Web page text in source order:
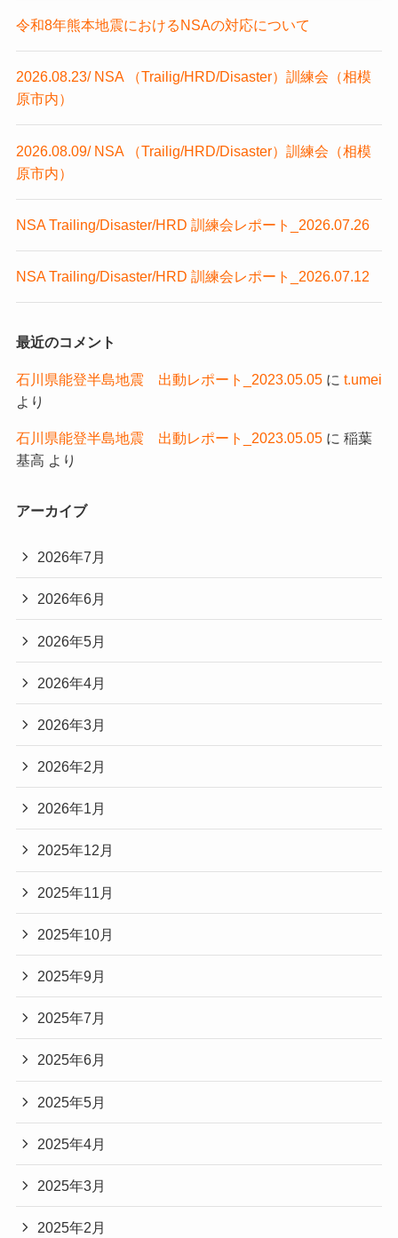
令和8年熊本地震におけるNSAの対応について
2026.08.23/ NSA （Trailig/HRD/Disaster）訓練会（相模
原市内）
2026.08.09/ NSA （Trailig/HRD/Disaster）訓練会（相模
原市内）
NSA Trailing/Disaster/HRD 訓練会レポート_2026.07.26
NSA Trailing/Disaster/HRD 訓練会レポート_2026.07.12
最近のコメント
石川県能登半島地震 出動レポート_2023.05.05に t.umei
より
石川県能登半島地震 出動レポート_2023.05.05に 稲葉
基高 より
アーカイブ
2026年7月
2026年6月
2026年5月
2026年4月
2026年3月
2026年2月
2026年1月
2025年12月
2025年11月
2025年10月
2025年9月
2025年7月
2025年6月
2025年5月
2025年4月
2025年3月
2025年2月